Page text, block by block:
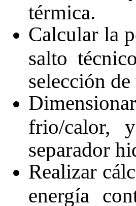
térmica.
Calcular la
salto
selección
frio/calor,
separador
Realizar
energía